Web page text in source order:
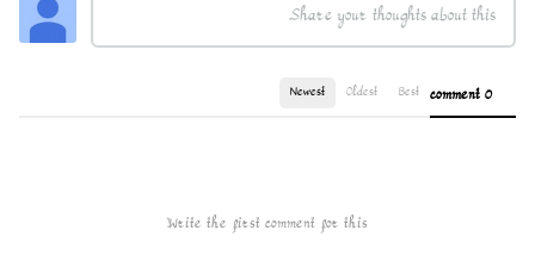
0 comment
Best
Oldest
Newest
Write the first comment for this!